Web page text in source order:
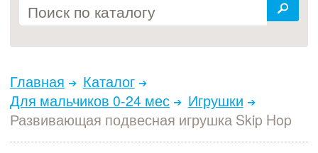
Главная
Каталог
Для мальчиков 0-24 мес
Игрушки
Развивающая подвесная игрушка Skip Hop